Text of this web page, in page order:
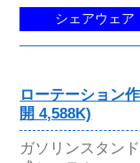
シェアウェア
ローテーション
開 4,588K)
ガソリンスタン